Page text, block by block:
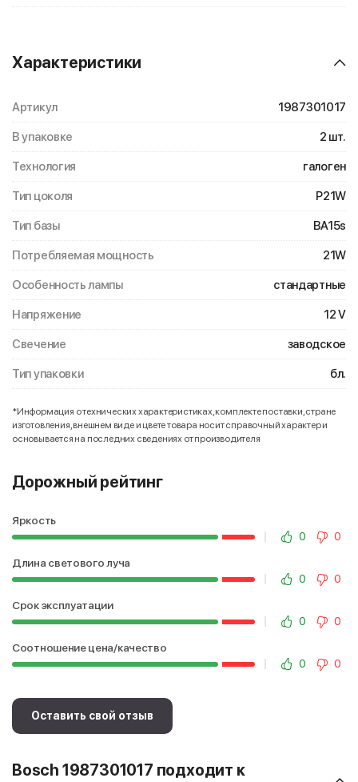
Характеристики
Артикул 1987301017
В упаковке 2 шт.
Технология галоген
Тип цоколя P21W
Тип базы BA15s
Потребляемая мощность 21W
Особенность лампы стандартные
Напряжение 12 V
Свечение заводское
Тип упаковки бл.
*Информация о технических характеристиках, комплекте поставки, стране
изготовления, внешнем виде и цвете товара носит справочный характер и
основывается на последних сведениях от производителя
Дорожный рейтинг
Яркость
0
0
Длина светового луча
0
0
Срок эксплуатации
0
0
Соотношение цена/качество
0
0
Оставить свой отзыв
Bosch 1987301017 подходит к